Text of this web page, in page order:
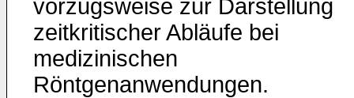
vorzugsweise zur Darstellung
zeitkritischer Abläufe bei
medizinischen
Röntgenanwendungen.